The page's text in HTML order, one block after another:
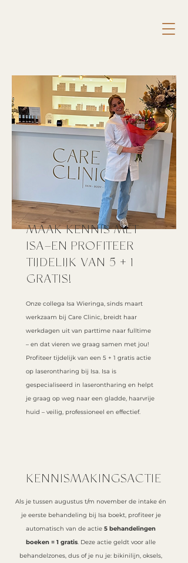
MAAK KENNIS MET
ISA–EN PROFITEER
TIJDELIJK VAN 5 + 1
GRATIS!
Onze collega Isa Wieringa, sinds maart
werkzaam bij Care Clinic, breidt haar
werkdagen uit van parttime naar fulltime
– en dat vieren we graag samen met jou!
Profiteer tijdelijk van een 5 + 1 gratis actie
op laserontharing bij Isa. Isa is
gespecialiseerd in laserontharing en helpt
je graag op weg naar een gladde, haarvrije
huid – veilig, professioneel en effectief.
KENNISMAKINGSACTIE
Als je tussen augustus t/m november de intake én
je eerste behandeling bij Isa boekt, profiteer je
automatisch van de actie 5 behandelingen
boeken = 1 gratis. Deze actie geldt voor alle
behandelzones, dus of je nu je: bikinilijn, oksels,